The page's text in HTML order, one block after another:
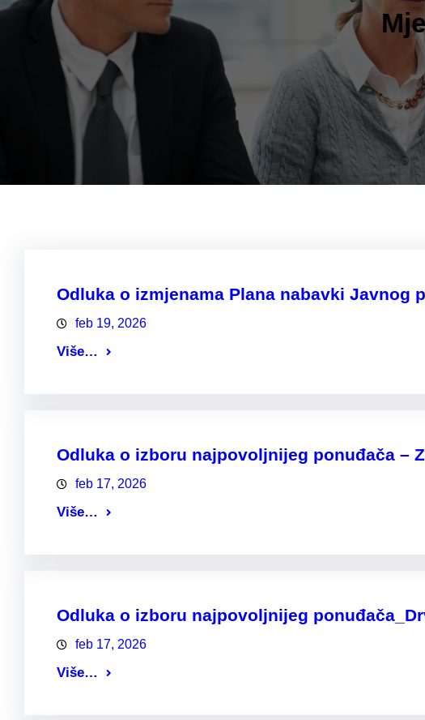
Odluka o izmjenama Plana nabavki Javnog
feb 19, 2026
Više…
Odluka o izboru najpovoljnijeg ponuđača –
feb 17, 2026
Više…
Odluka o izboru najpovoljnijeg
feb 17, 2026
Više…